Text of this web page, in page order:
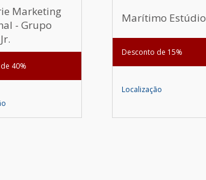
Marketing
- Grupo
40%
Marítimo Estúdio
Desconto de 15%
Localização